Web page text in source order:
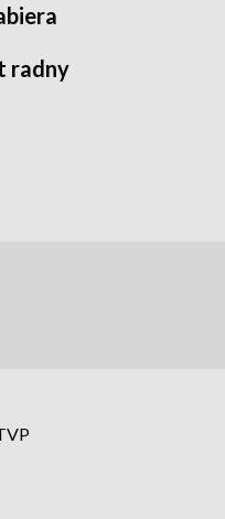
radny